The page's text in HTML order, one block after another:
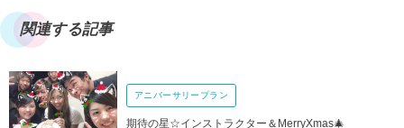
関連する記事
アニバーサリープラン
期待の星☆インストラクター＆MerryXmas🎄